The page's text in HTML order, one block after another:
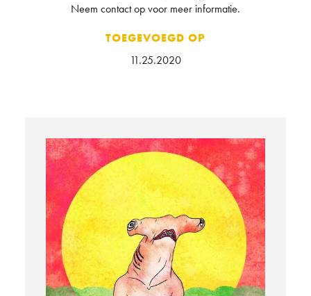
Neem contact op voor meer informatie.
TOEGEVOEGD OP
11.25.2020